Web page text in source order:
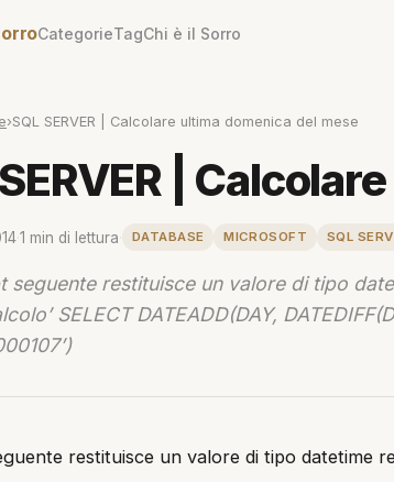
CategorieTagChi è il Sorro
›SQL SERVER | Calcolare ultima domenica del mese
|
1 min di lettura DATABASE MICROSOFT SQL
seguente restituisce un valore di tipo
SELECT DATEADD(DAY,
restituisce un valore di tipo datetime